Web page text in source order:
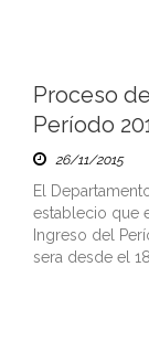
Proceso
Período
26/11/2015
El
establecio que
Ingreso del
sera desde el